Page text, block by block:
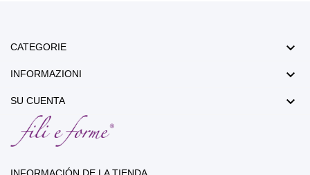
CATEGORIE 
INFORMAZIONI 
SU CUENTA 